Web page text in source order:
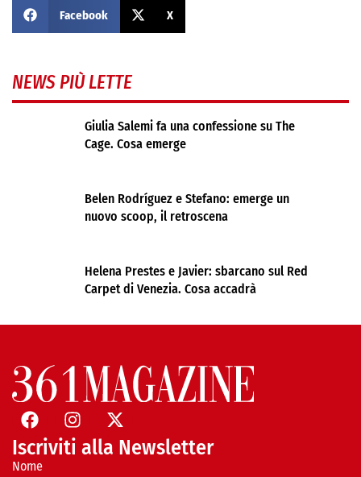
Facebook X
NEWS PIÙ LETTE
Giulia Salemi fa una confessione su The
Cage. Cosa emerge
Belen Rodríguez e Stefano: emerge un
nuovo scoop, il retroscena
Helena Prestes e Javier: sbarcano sul Red
Carpet di Venezia. Cosa accadrà
Iscriviti alla Newsletter
Nome